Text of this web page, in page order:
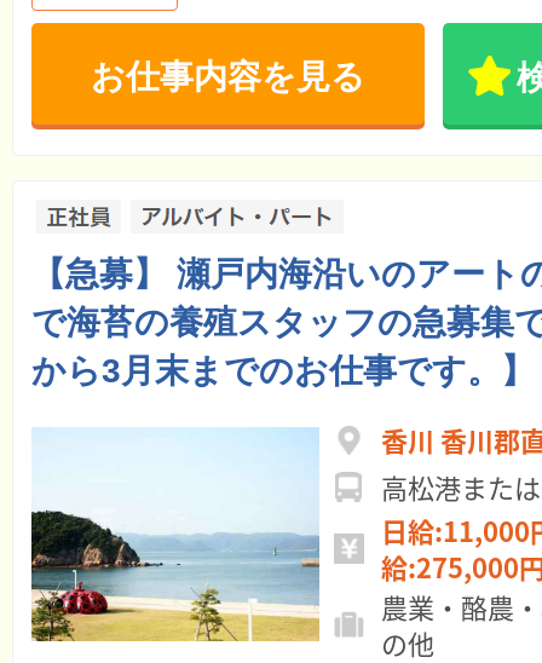
お仕事内容を見る
【急募】 瀬戸内海沿いのアート
で海苔の養殖スタッフの急募集
から3月末までのお仕事です。】
香川 香川郡
高松港また
日給:11,000
給:275,000
農業・酪農
の他